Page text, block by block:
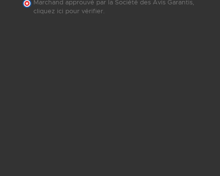
Marchand approuvé par la Société des Avis Garantis,
cliquez ici pour vérifier.